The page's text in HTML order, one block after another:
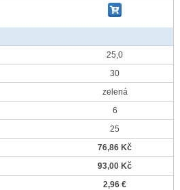
25,0
30
zelená
6
25
76,86 Kč
93,00 Kč
2,96 €